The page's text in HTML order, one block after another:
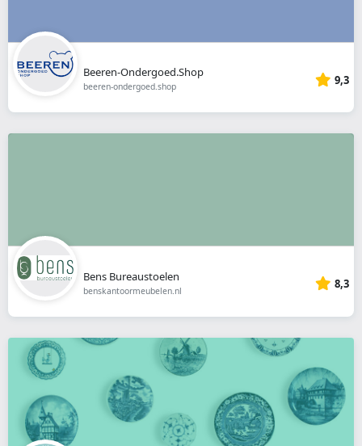
Beeren-Ondergoed.Shop
beeren-ondergoed.shop 9,3
Bens Bureaustoelen
benskantoormeubelen.nl 8,3